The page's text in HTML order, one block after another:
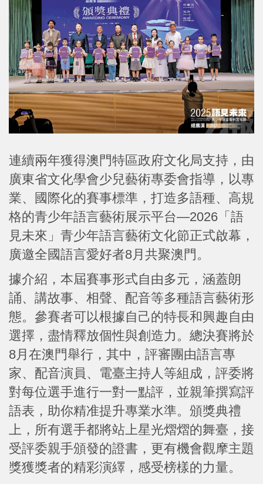
連續兩年獲得澳門特區政府文化局支持，由
廣東省文化學會少兒藝術專委會指導，以專
業、國際化的賽事標準，打造多語種、高規
格的青少年語言藝術展示平台—2026「語
見未來」青少年語言藝術文化節正式啟幕，
廣邀全國語言愛好者8月共聚澳門。
據介紹，本屆賽事形式自由多元，涵蓋朗
誦、講故事、相聲、配音等多種語言藝術形
態。參賽者可以根據自己的特長和興趣自由
選擇，盡情釋放個性與創造力。總決賽將於
8月在澳門舉行，其中，評審團由語言專
家、配音演員、電臺主持人等組成，評委將
對每位選手進行一對一點評，並親筆撰寫評
語表，助你精准提升專業水準。頒獎典禮
上，所有選手都將站上星光熠熠的舞臺，接
受評委親手頒發的證書，更有機會觀摩主題
獎獲獎者的精彩演繹，感受榜樣的力量。